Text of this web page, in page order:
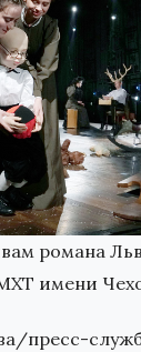
романа
имени
пресс-